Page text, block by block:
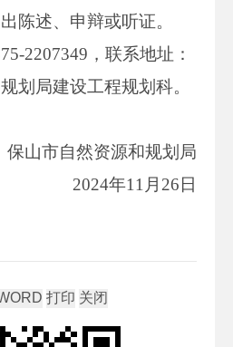
陈述、申辩或听证。
2207349，联系地址：
划局建设工程规划科。
保山市自然资源和规划局
2024年11月26日